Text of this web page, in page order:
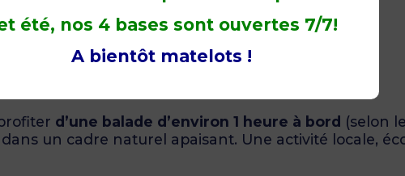
ou la Sèvre Nantaise !
de la navigation en douceur.
d’une balade d’environ 1 heure à bord (selon
dans un cadre naturel apaisant. Une activité locale,
été, nos 4 bases sont ouvertes 7/7!
A bientôt matelots !